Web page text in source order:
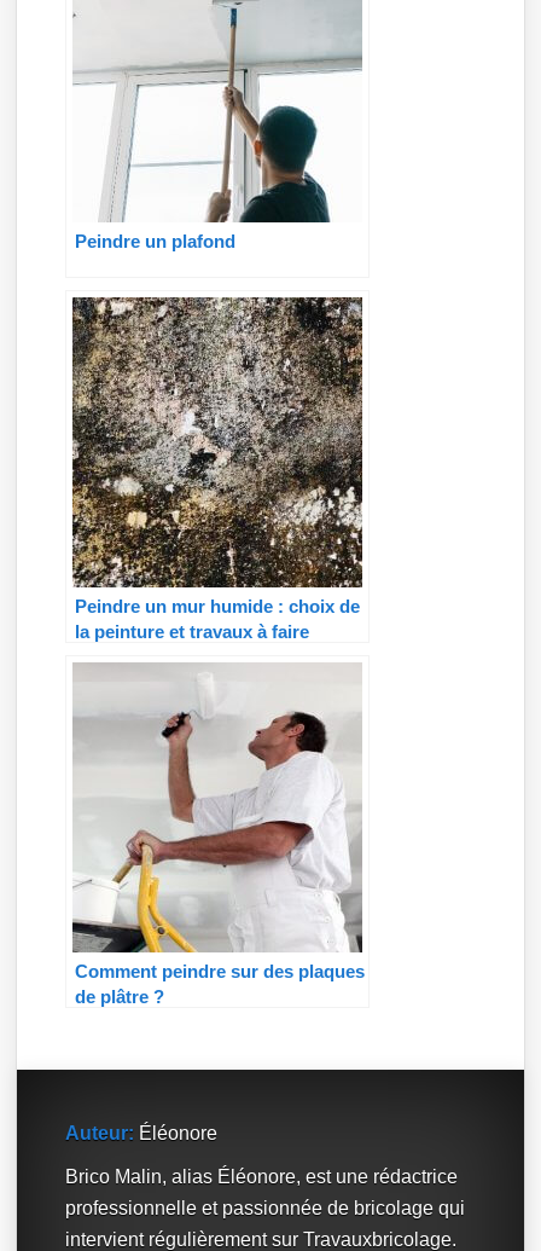
Peindre un plafond
Peindre un mur humide : choix de
la peinture et travaux à faire
Comment peindre sur des plaques
de plâtre ?
Auteur: Éléonore
Brico Malin, alias Éléonore, est une rédactrice
professionnelle et passionnée de bricolage qui
intervient régulièrement sur Travauxbricolage.